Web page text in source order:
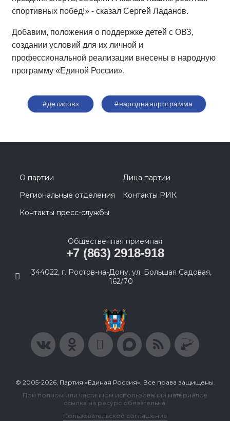
спортивных побед!» - сказал Сергей Ладанов.
Добавим, положения о поддержке детей с ОВЗ,
создании условий для их личной и
профессиональной реализации внесены в народную
программу «Единой России».
#детисовз #народнаяпрограмма
О партии
Лица партии
Региональные отделения
Контакты РИК
Контакты пресс-службы
Общественная приемная
+7 (863) 2918-918
344022, г. Ростов-на-Дону, ул. Большая Садовая,
162/70
© 2005-2026, Партия «Единая Россия». Все права защищены.
При полном или частичном использовании материалов
ссылка на ресурс обязательна.
Пользовательское соглашение